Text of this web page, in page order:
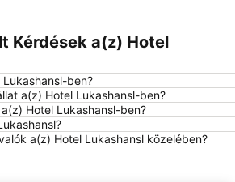
Almenwelt Lofer
Felsentherme
Mölltaler Gletscher
Weißsee Gletscherwelt
Kérdések a(z) Hotel
ben?
a(z) Hotel Lukashansl-ben?
Hotel Lukashansl-ben?
a(z) Hotel Lukashansl közelében?